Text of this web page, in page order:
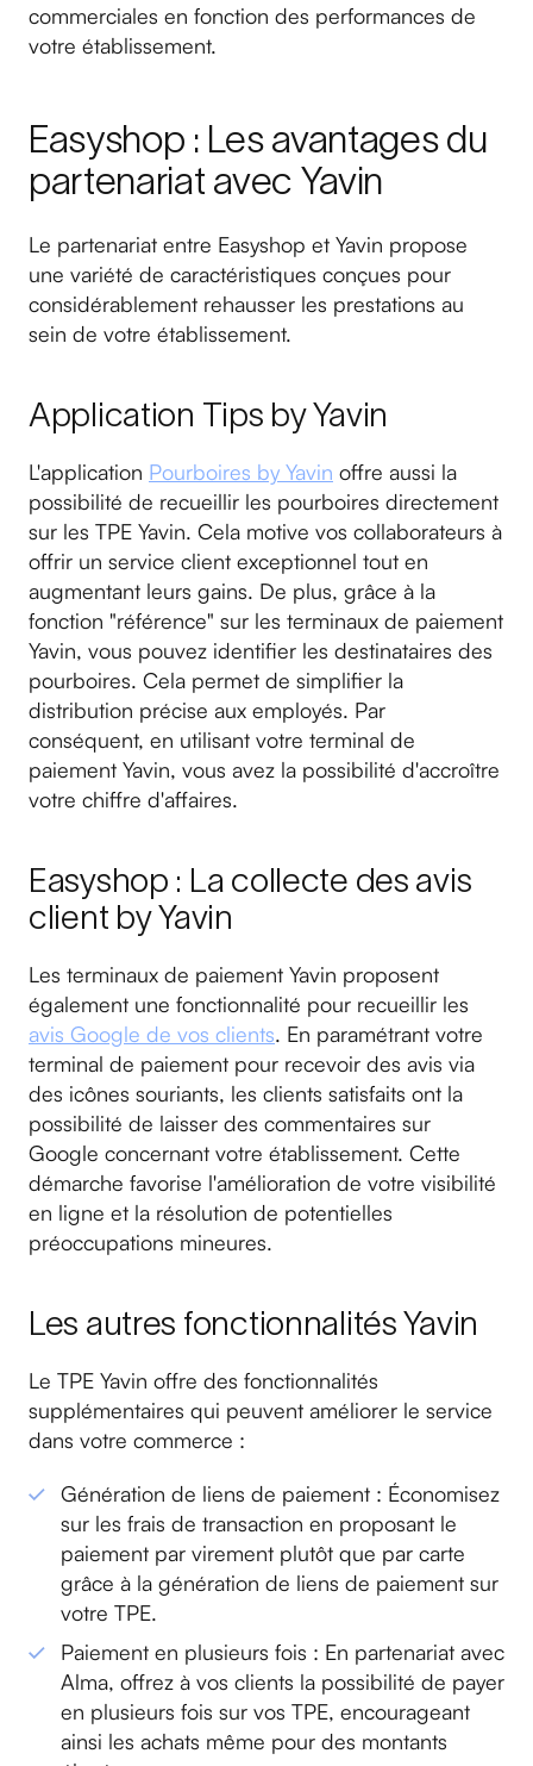
commerciales en fonction des performances de
votre établissement.
Easyshop : Les avantages du
partenariat avec Yavin
Le partenariat entre Easyshop et Yavin propose
une variété de caractéristiques conçues pour
considérablement rehausser les prestations au
sein de votre établissement.
Application Tips by Yavin
L'application Pourboires by Yavin offre aussi la
possibilité de recueillir les pourboires directement
sur les TPE Yavin. Cela motive vos collaborateurs à
offrir un service client exceptionnel tout en
augmentant leurs gains. De plus, grâce à la
fonction "référence" sur les terminaux de paiement
Yavin, vous pouvez identifier les destinataires des
pourboires. Cela permet de simplifier la
distribution précise aux employés. Par
conséquent, en utilisant votre terminal de
paiement Yavin, vous avez la possibilité d'accroître
votre chiffre d'affaires.
Easyshop : La collecte des avis
client by Yavin
Les terminaux de paiement Yavin proposent
également une fonctionnalité pour recueillir les
avis Google de vos clients. En paramétrant votre
terminal de paiement pour recevoir des avis via
des icônes souriants, les clients satisfaits ont la
possibilité de laisser des commentaires sur
Google concernant votre établissement. Cette
démarche favorise l'amélioration de votre visibilité
en ligne et la résolution de potentielles
préoccupations mineures.
Les autres fonctionnalités Yavin
Le TPE Yavin offre des fonctionnalités
supplémentaires qui peuvent améliorer le service
dans votre commerce :
Génération de liens de paiement : Économisez
sur les frais de transaction en proposant le
paiement par virement plutôt que par carte
grâce à la génération de liens de paiement sur
votre TPE.
Paiement en plusieurs fois : En partenariat avec
Alma, offrez à vos clients la possibilité de payer
en plusieurs fois sur vos TPE, encourageant
ainsi les achats même pour des montants